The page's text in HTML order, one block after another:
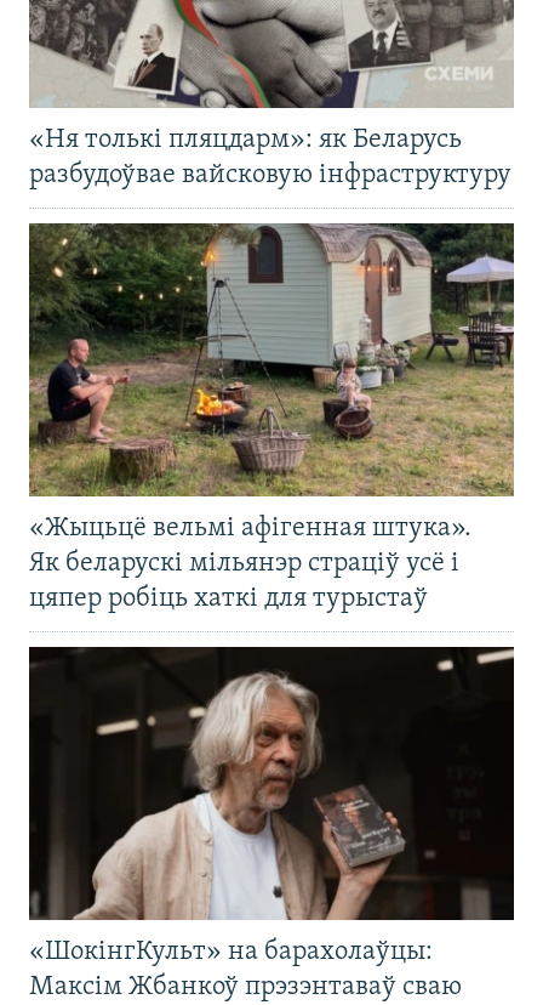
«Ня толькі пляцдарм»: як Беларусь
разбудоўвае вайсковую інфраструктуру
«Жыцьцё вельмі афігенная штука».
Як беларускі мільянэр страціў усё і
цяпер робіць хаткі для турыстаў
«ШокінгКульт» на барахолаўцы:
Максім Жбанкоў прэзэнтаваў сваю